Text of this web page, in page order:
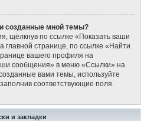
созданные мной темы?
щёлкнув по ссылке «Показать ваши
странице, по ссылке «Найти
вашего профиля на
сообщения» в меню «Ссылки» на
вами темы, используйте
соответствующие поля.
и закладки